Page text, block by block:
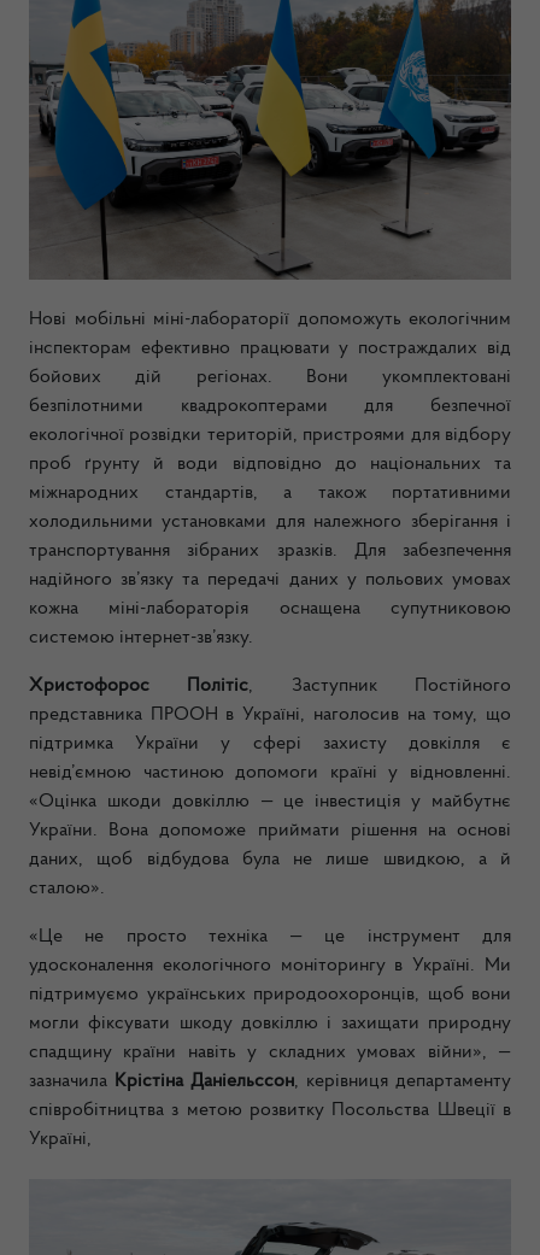
Нові мобільні міні-лабораторії допоможуть екологічним
інспекторам ефективно працювати у постраждалих від
бойових дій регіонах. Вони укомплектовані
безпілотними квадрокоптерами для безпечної
екологічної розвідки територій, пристроями для відбору
проб ґрунту й води відповідно до національних та
міжнародних стандартів, а також портативними
холодильними установками для належного зберігання і
транспортування зібраних зразків. Для забезпечення
надійного зв’язку та передачі даних у польових умовах
кожна міні-лабораторія оснащена супутниковою
системою інтернет-зв’язку.
Христофорос Політіс, Заступник Постійного
представника ПРООН в Україні, наголосив на тому, що
підтримка України у сфері захисту довкілля є
невід’ємною частиною допомоги країні у відновленні.
«Оцінка шкоди довкіллю — це інвестиція у майбутнє
України. Вона допоможе приймати рішення на основі
даних, щоб відбудова була не лише швидкою, а й
сталою».
«Це не просто техніка — це інструмент для
удосконалення екологічного моніторингу в Україні. Ми
підтримуємо українських природоохоронців, щоб вони
могли фіксувати шкоду довкіллю і захищати природну
спадщину країни навіть у складних умовах війни», —
зазначила Крістіна Даніельссон, керівниця департаменту
співробітництва з метою розвитку Посольства Швеції в
Україні,